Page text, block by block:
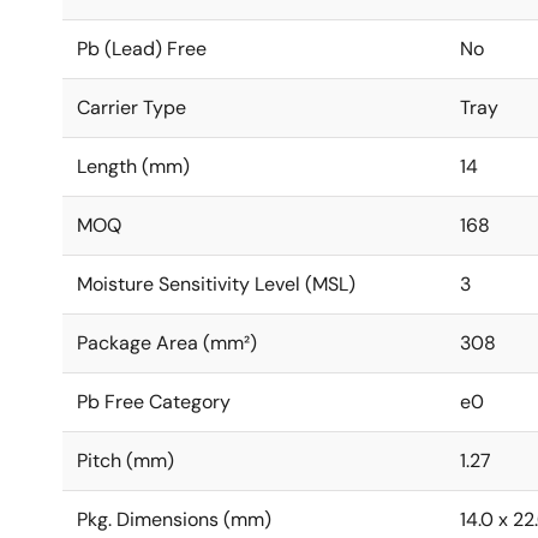
Pb (Lead) Free No
Carrier Type Tray
Length (mm) 14
MOQ 168
Moisture Sensitivity Level (MSL) 3
Package Area (mm²) 308
Pb Free Category e0
Pitch (mm) 1.27
Pkg. Dimensions (mm) 14.0 x